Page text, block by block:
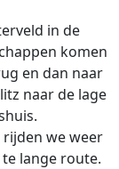
in de
komen
en dan naar
naar de lage
rijden we weer
lange route.